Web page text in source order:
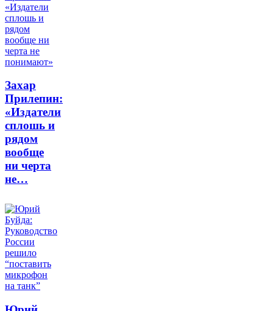
Захар
Прилепин:
«Издатели
сплошь и
рядом
вообще
ни черта
не…